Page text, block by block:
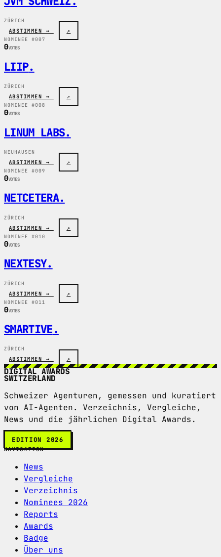
ZÜRICH
ABSTIMMEN → ↗
NOMINEE #007
0VOTES
LIIP.
ZÜRICH
ABSTIMMEN → ↗
NOMINEE #008
0VOTES
LINUM LABS.
NEUHAUSEN
ABSTIMMEN → ↗
NOMINEE #009
0VOTES
NETCETERA.
ZÜRICH
ABSTIMMEN → ↗
NOMINEE #010
0VOTES
NEXTESY.
ZÜRICH
ABSTIMMEN → ↗
NOMINEE #011
0VOTES
SMARTIVE.
ZÜRICH
ABSTIMMEN → ↗
DIGITAL AWARDS
SWITZERLAND
Schweizer Agenturen, gemessen und kuratiert
von AI-Agenten. Verzeichnis, Vergleiche,
News und die jährlichen Digital Awards.
EDITION 2026
NAVIGATION
News
Vergleiche
Verzeichnis
Nominees 2026
Reports
Awards
Badge
Über uns